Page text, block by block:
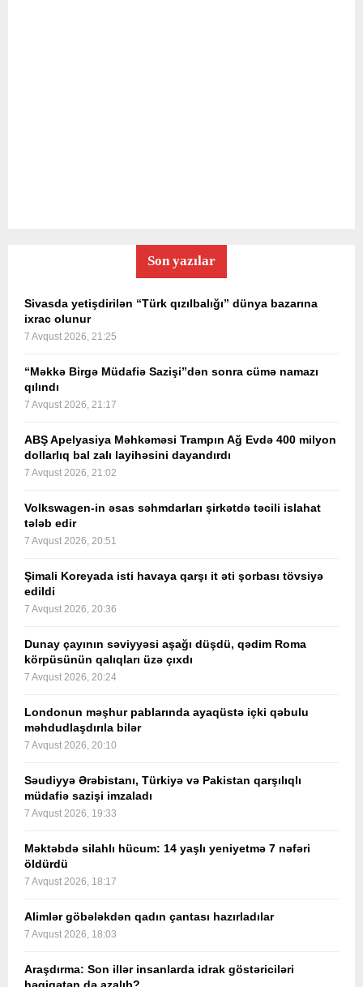
Son yazılar
Sivasda yetişdirilən “Türk qızılbalığı” dünya bazarına
ixrac olunur
7 Avqust 2026, 21:25
“Məkkə Birgə Müdafiə Sazişi”dən sonra cümə namazı
qılındı
7 Avqust 2026, 21:17
ABŞ Apelyasiya Məhkəməsi Trampın Ağ Evdə 400 milyon
dollarlıq bal zalı layihəsini dayandırdı
7 Avqust 2026, 21:02
Volkswagen-in əsas səhmdarları şirkətdə təcili islahat
tələb edir
7 Avqust 2026, 20:51
Şimali Koreyada isti havaya qarşı it əti şorbası tövsiyə
edildi
7 Avqust 2026, 20:36
Dunay çayının səviyyəsi aşağı düşdü, qədim Roma
körpüsünün qalıqları üzə çıxdı
7 Avqust 2026, 20:24
Londonun məşhur pablarında ayaqüstə içki qəbulu
məhdudlaşdırıla bilər
7 Avqust 2026, 20:10
Səudiyyə Ərəbistanı, Türkiyə və Pakistan qarşılıqlı
müdafiə sazişi imzaladı
7 Avqust 2026, 19:33
Məktəbdə silahlı hücum: 14 yaşlı yeniyetmə 7 nəfəri
öldürdü
7 Avqust 2026, 18:17
Alimlər göbələkdən qadın çantası hazırladılar
7 Avqust 2026, 18:03
Araşdırma: Son illər insanlarda idrak göstəriciləri